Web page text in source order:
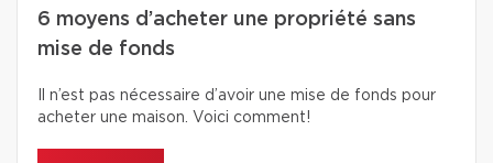
6 moyens d’acheter une propriété sans
mise de fonds
Il n’est pas nécessaire d’avoir une mise de fonds pour
acheter une maison. Voici comment!